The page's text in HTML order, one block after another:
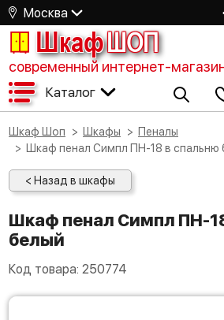
Москва
ШкафШОП
современный интернет-
Каталог
Шкаф Шоп Шкафы
Пеналы
Шкаф пенал Симпл ПН-18 в спальню
< Назад в шкафы
Шкаф пенал Симпл ПН-18 в спальню
белый
Код товара: 250774